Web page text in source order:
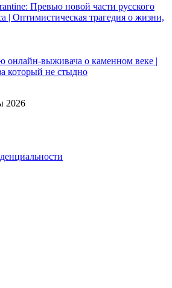
Превью новой части русского
| Оптимистическая трагедия о жизни,
онлайн-выживача о каменном веке |
который не стыдно
2026